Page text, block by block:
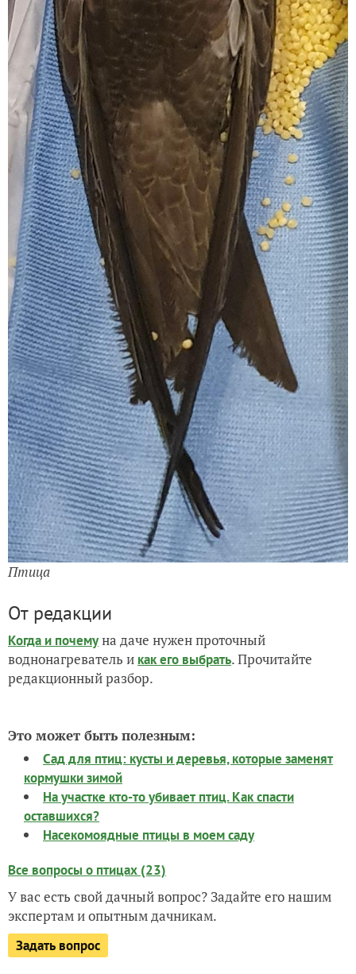
Птица
От редакции
Когда и почемуна даче нужен проточный
воднонагреватель и как его выбрать. Прочитайте
редакционный разбор.
Это может быть полезным:
Сад для птиц: кусты и деревья, которые заменят
кормушки зимой
На участке кто-то убивает птиц. Как спасти
оставшихся?
Насекомоядные птицы в моем саду
Все вопросы о птицах (23)
У вас есть свой дачный вопрос? Задайте его нашим
экспертам и опытным дачникам.
Задать вопрос